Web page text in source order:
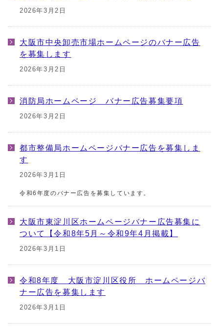
2026年3月2日
大阪市中央卸売市場ホームページのバナー広告
を募集します
2026年3月2日
消防局ホームページ バナー広告募集要項
2026年3月2日
都市整備局ホームページバナー広告を募集しま
す
2026年3月1日
令和6年度のバナー広告を募集しています。
大阪市東淀川区ホームページバナー広告募集に
ついて【令和8年5月～令和9年4月掲載】
2026年3月1日
令和8年度 大阪市淀川区役所 ホームページバ
ナー広告を募集します
2026年3月1日